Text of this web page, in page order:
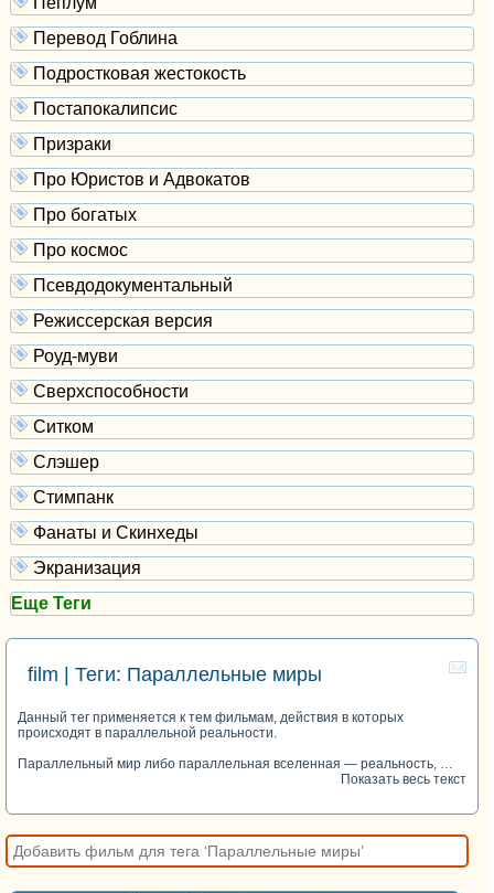
Перевод Гоблина
Подростковая жестокость
Постапокалипсис
Призраки
Про Юристов и Адвокатов
Про богатых
Про космос
Псевдодокументальный
Режиссерская версия
Роуд-муви
Сверхспособности
Ситком
Слэшер
Стимпанк
Фанаты и Скинхеды
Экранизация
Еще Теги
film | Теги: Параллельные миры
Данный тег применяется к тем фильмам, действия в которых
происходят в параллельной реальности.
Параллельный мир либо параллельная вселенная — реальность, …
Показать весь текст